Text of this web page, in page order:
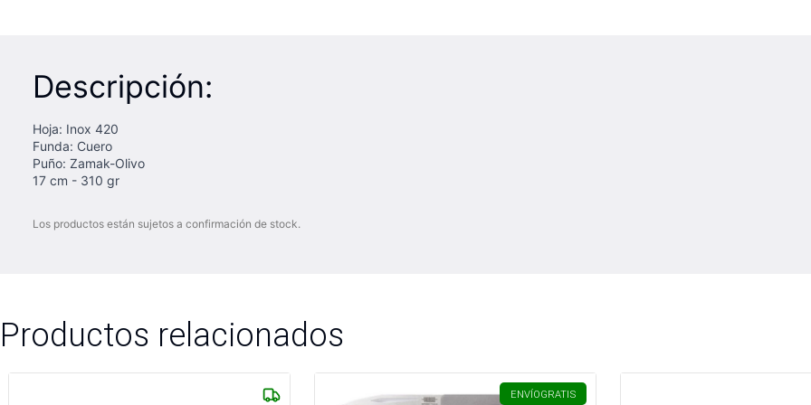
Descripción:
Hoja: Inox 420
Funda: Cuero
Puño: Zamak-Olivo
17 cm - 310 gr
Los productos están sujetos a confirmación de stock.
Productos relacionados
ENVÍOGRATIS